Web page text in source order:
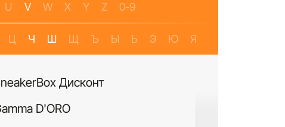
U V W X Y Z 0-9
Ц Ч Ш Щ Ъ Ы Ь Э Ю Я
Дисконт
D'ORO